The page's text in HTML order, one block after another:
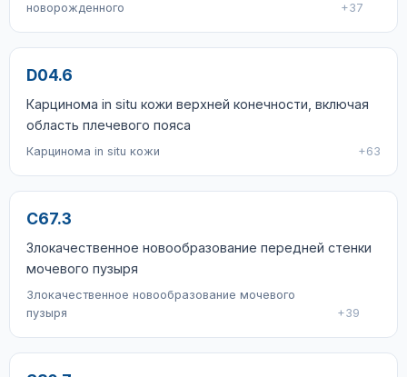
новорожденного
+37
D04.6
Карцинома in situ кожи верхней конечности, включая
область плечевого пояса
Карцинома in situ кожи +63
C67.3
Злокачественное новообразование передней стенки
мочевого пузыря
Злокачественное новообразование мочевого
пузыря
+39